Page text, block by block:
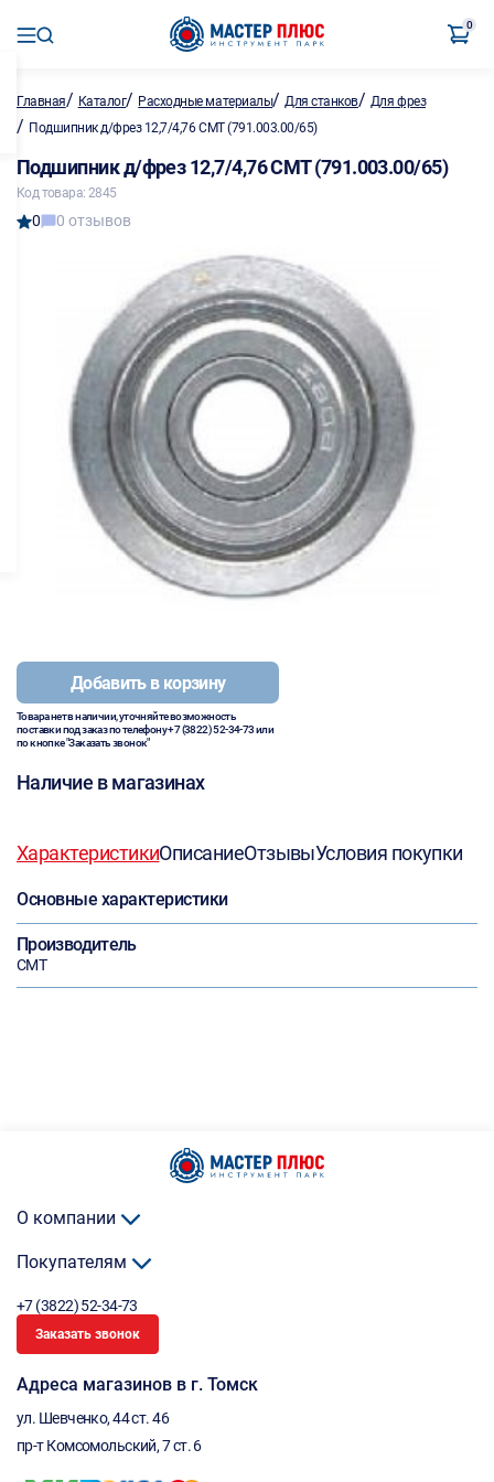
0
Главная/ Каталог/ Расходные материалы/Для станков/ Для фрез
/ Подшипник д/фрез 12,7/4,76 CMT (791.003.00/65)
Подшипник д/фрез 12,7/4,76 CMT (791.003.00/65)
Код товара: 2845
0 0 отзывов
Добавить в корзину
Товара нет в наличии, уточняйте возможность
поставки под заказ по телефону+7 (3822) 52-34-73или
по кнопке "Заказать звонок"
Наличие в магазинах
ХарактеристикиОписаниеОтзывыУсловия покупки
Основные характеристики
Производитель
CMT
О компании
Покупателям
+7 (3822) 52-34-73
Заказать звонок
Адреса магазинов в г. Томск
ул. Шевченко, 44 ст. 46
пр-т Комсомольский, 7 ст. 6